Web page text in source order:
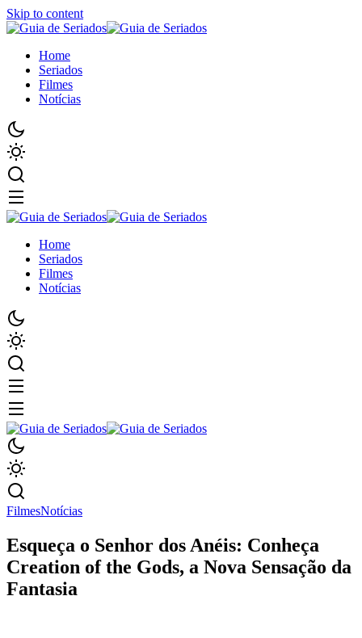
Skip to content
Home
Seriados
Filmes
Notícias
Home
Seriados
Filmes
Notícias
FilmesNotícias
Esqueça o Senhor dos Anéis: Conheça
Creation of the Gods, a Nova Sensação da
Fantasia